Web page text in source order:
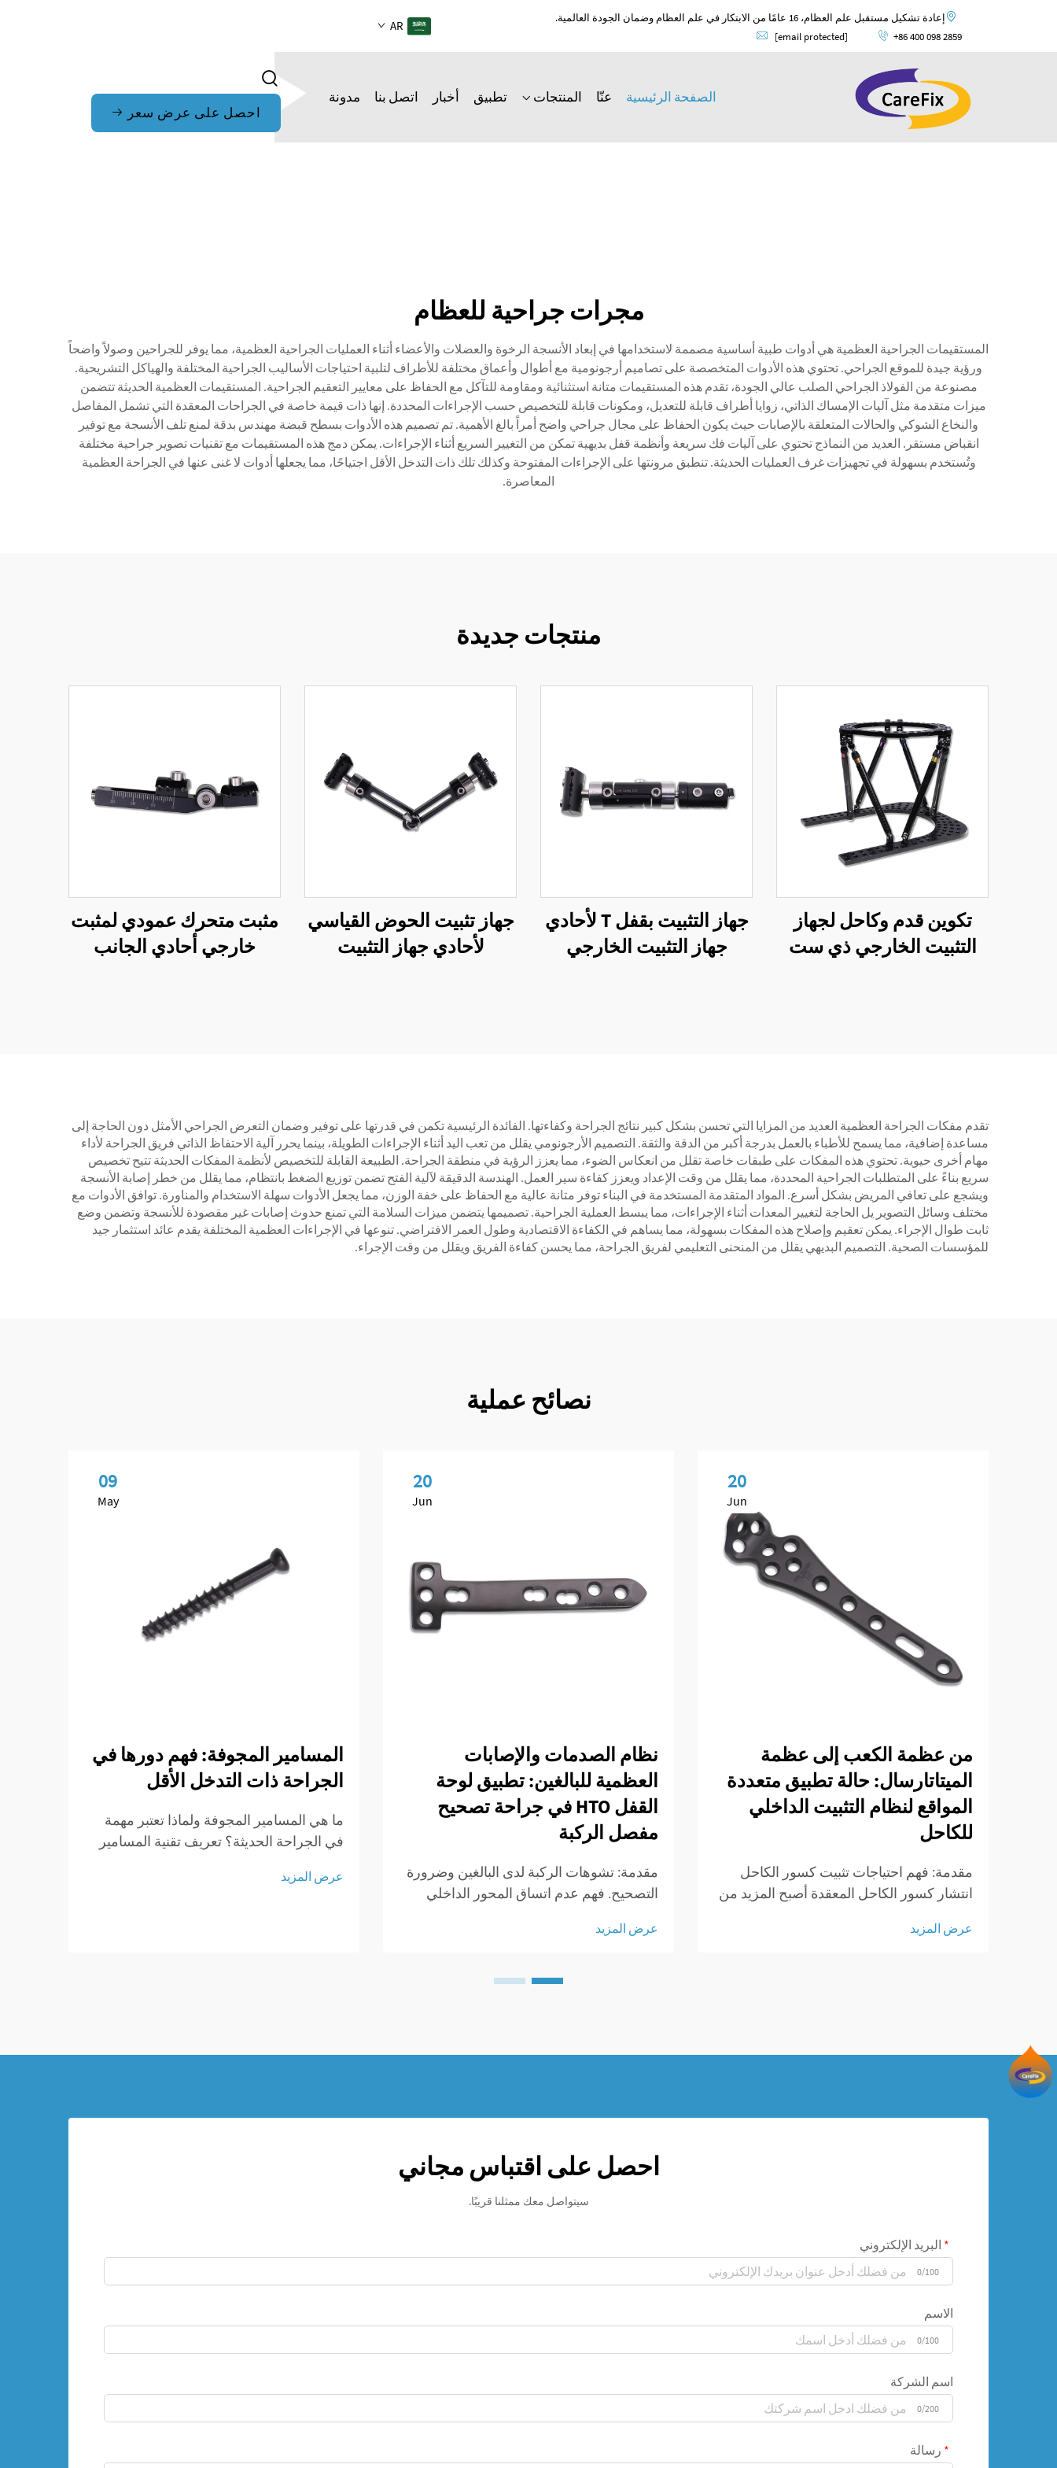
إعادة تشكيل مستقبل علم العظام، 16 عامًا من الابتكار في علم العظام وضمان الجودة العالمية.
+86 400 098 2859
[email protected]
AR
الصفحة الرئيسية عنّا المنتجات تطبيق أخبار اتصل بنا
مدونة
احصل على عرض سعر
مجرات جراحية للعظام
المستقيمات الجراحية العظمية هي أدوات طبية أساسية مصممة لاستخدامها في إبعاد الأنسجة الرخوة والعضلات والأعضاء أثناء العمليات الجراحية العظمية، مما يوفر للجراحين وصولاً واضحاً
ورؤية جيدة للموقع الجراحي. تحتوي هذه الأدوات المتخصصة على تصاميم أرجونومية مع أطوال وأعماق مختلفة للأطراف لتلبية احتياجات الأساليب الجراحية المختلفة والهياكل التشريحية.
مصنوعة من الفولاذ الجراحي الصلب عالي الجودة، تقدم هذه المستقيمات متانة استثنائية ومقاومة للتآكل مع الحفاظ على معايير التعقيم الجراحية. المستقيمات العظمية الحديثة تتضمن
ميزات متقدمة مثل آليات الإمساك الذاتي، زوايا أطراف قابلة للتعديل، ومكونات قابلة للتخصيص حسب الإجراءات المحددة. إنها ذات قيمة خاصة في الجراحات المعقدة التي تشمل المفاصل
والنخاع الشوكي والحالات المتعلقة بالإصابات حيث يكون الحفاظ على مجال جراحي واضح أمراً بالغ الأهمية. تم تصميم هذه الأدوات بسطح قبضة مهندس بدقة لمنع تلف الأنسجة مع توفير
انقباض مستقر. العديد من النماذج تحتوي على آليات فك سريعة وأنظمة قفل بديهية تمكن من التغيير السريع أثناء الإجراءات. يمكن دمج هذه المستقيمات مع تقنيات تصوير جراحية مختلفة
وتُستخدم بسهولة في تجهيزات غرف العمليات الحديثة. تنطبق مرونتها على الإجراءات المفتوحة وكذلك تلك ذات التدخل الأقل اجتياحًا، مما يجعلها أدوات لا غنى عنها في الجراحة العظمية
المعاصرة.
منتجات جديدة
تكوين قدم وكاحل لجهاز
التثبيت الخارجي ذي ست
جهاز التثبيت بقفل T لأحادي
جهاز التثبيت الخارجي
جهاز تثبيت الحوض القياسي
لأحادي جهاز التثبيت
مثبت متحرك عمودي لمثبت
خارجي أحادي الجانب
تقدم مفكات الجراحة العظمية العديد من المزايا التي تحسن بشكل كبير نتائج الجراحة وكفاءتها. الفائدة الرئيسية تكمن في قدرتها على توفير وضمان التعرض الجراحي الأمثل دون الحاجة إلى
مساعدة إضافية، مما يسمح للأطباء بالعمل بدرجة أكبر من الدقة والثقة. التصميم الأرجونومي يقلل من تعب اليد أثناء الإجراءات الطويلة، بينما يحرر آلية الاحتفاظ الذاتي فريق الجراحة لأداء
مهام أخرى حيوية. تحتوي هذه المفكات على طبقات خاصة تقلل من انعكاس الضوء، مما يعزز الرؤية في منطقة الجراحة. الطبيعة القابلة للتخصيص لأنظمة المفكات الحديثة تتيح تخصيص
سريع بناءً على المتطلبات الجراحية المحددة، مما يقلل من وقت الإعداد ويعزز كفاءة سير العمل. الهندسة الدقيقة لآلية الفتح تضمن توزيع الضغط بانتظام، مما يقلل من خطر إصابة الأنسجة
ويشجع على تعافي المريض بشكل أسرع. المواد المتقدمة المستخدمة في البناء توفر متانة عالية مع الحفاظ على خفة الوزن، مما يجعل الأدوات سهلة الاستخدام والمناورة. توافق الأدوات مع
مختلف وسائل التصوير يل الحاجة لتغيير المعدات أثناء الإجراءات، مما يبسط العملية الجراحية. تصميمها يتضمن ميزات السلامة التي تمنع حدوث إصابات غير مقصودة للأنسجة وتضمن وضع
ثابت طوال الإجراء. يمكن تعقيم وإصلاح هذه المفكات بسهولة، مما يساهم في الكفاءة الاقتصادية وطول العمر الافتراضي. تنوعها في الإجراءات العظمية المختلفة يقدم عائد استثمار جيد
للمؤسسات الصحية. التصميم البديهي يقلل من المنحنى التعليمي لفريق الجراحة، مما يحسن كفاءة الفريق ويقلل من وقت الإجراء.
نصائح عملية
20
Jun
من عظمة الكعب إلى عظمة
الميتاتارسال: حالة تطبيق متعددة
المواقع لنظام التثبيت الداخلي
للكاحل
مقدمة: فهم احتياجات تثبيت كسور الكاحل
انتشار كسور الكاحل المعقدة أصبح المزيد من
لسبب مختلف - ممارسة الرياضة، والانزلاق
عرض المزيد
20
Jun
نظام الصدمات والإصابات
العظمية للبالغين: تطبيق لوحة
القفل HTO في جراحة تصحيح
مفصل الركبة
مقدمة: تشوهات الركبة لدى البالغين وضرورة
التصحيح. فهم عدم اتساق المحور الداخلي
(Valgus). التشوهان الرئيسيان اللذان يظهران
وعدم اتساق المحور الخارجي. عندما يعاني
عرض المزيد
09
May
المسامير المجوفة: فهم دورها في
الجراحة ذات التدخل الأقل
ما هي المسامير المجوفة ولماذا تعتبر مهمة
في الجراحة الحديثة؟ تعريف تقنية المسامير
نوع خاص من أجهزة التثبيت الجراحية التي
عرض المزيد
احصل على اقتباس مجاني
سيتواصل معك ممثلنا قريبًا.
البريد الإلكتروني
0/100
الاسم
0/100
اسم الشركة
0/200
رسالة